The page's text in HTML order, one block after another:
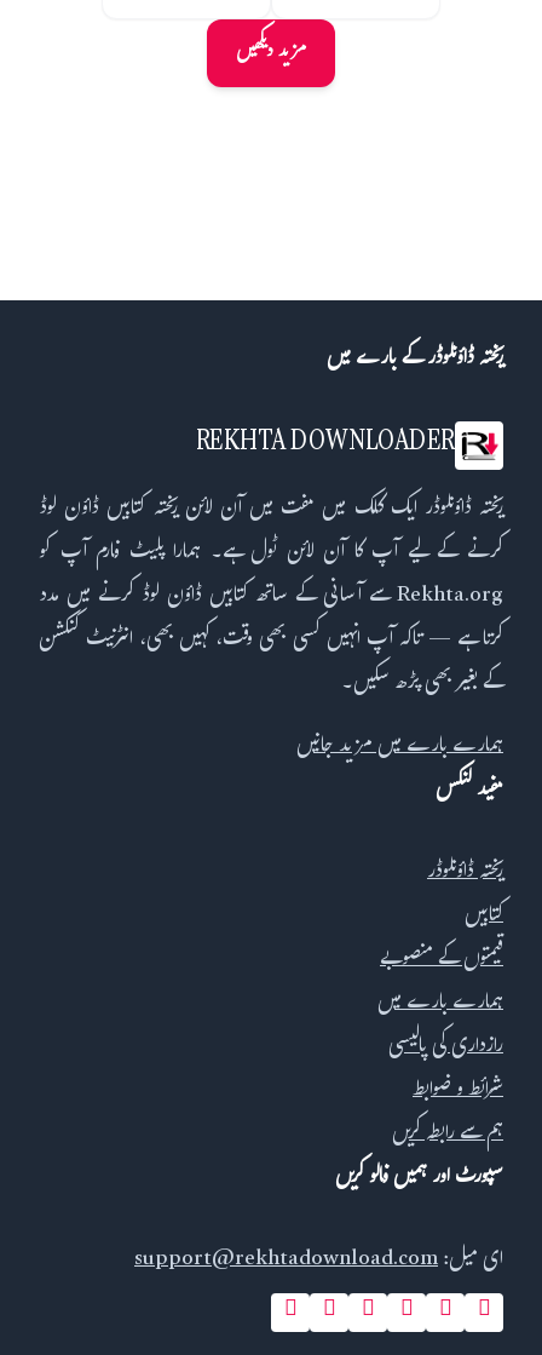
مزید دیکھیں
ریختہ ڈاؤنلوڈر کے بارے میں
REKHTA DOWNLOADER
ریختہ ڈاؤنلوڈر ایک کلک میں مفت میں آن لائن ریختہ کتابیں ڈاؤن لوڈ
کرنے کے لیے آپ کا آن لائن ٹول ہے۔ ہمارا پلیٹ فارم آپ کو
Rekhta.org سے آسانی کے ساتھ کتابیں ڈاؤن لوڈ کرنے میں مدد
کرتا ہے — تاکہ آپ انہیں کسی بھی وقت، کہیں بھی، انٹرنیٹ کنکشن
کے بغیر بھی پڑھ سکیں۔
ہمارے بارے میں مزید جانیں
مفید لنکس
ریختہ ڈاؤنلوڈر
کتابیں
قیمتوں کے منصوبے
ہمارے بارے میں
رازداری کی پالیسی
شرائط و ضوابط
ہم سے رابطہ کریں
سپورٹ اور ہمیں فالو کریں
ای میل:support@rekhtadownload.com